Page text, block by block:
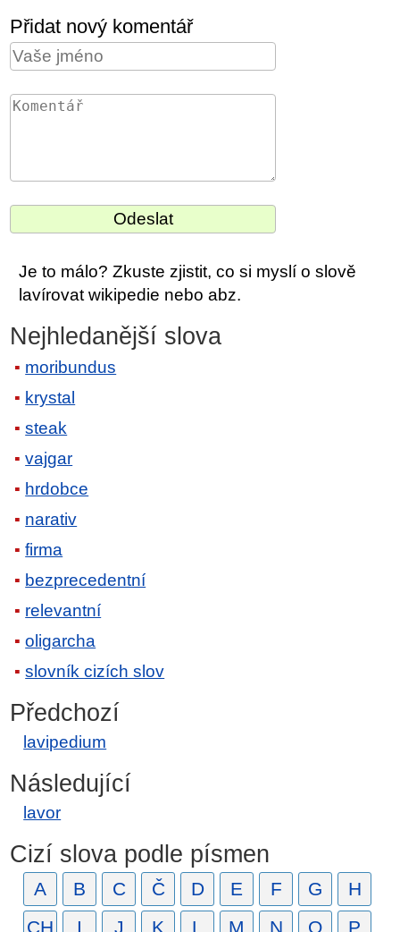
Přidat nový komentář
Je to málo? Zkuste zjistit, co si myslí o slově
lavírovat wikipedie nebo abz.
Nejhledanější slova
moribundus
krystal
steak
vajgar
hrdobce
narativ
firma
bezprecedentní
relevantní
oligarcha
slovník cizích slov
Předchozí
lavipedium
Následující
lavor
Cizí slova podle písmen
A B C Č D E F G
H
CH
I J K L M N O P